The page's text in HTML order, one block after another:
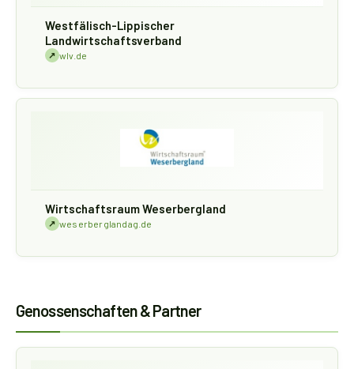
Westfälisch-Lippischer
Landwirtschaftsverband
↗ wlv.de
Wirtschaftsraum Weserbergland
↗ weserberglandag.de
Genossenschaften & Partner